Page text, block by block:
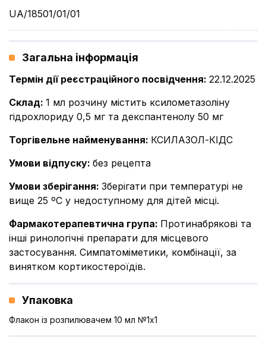
UA/18501/01/01
Загальна інформація
Термін дії реєстраційного посвідчення: 22.12.2025
Склад: 1 мл розчину містить ксилометазоліну
гідрохлориду 0,5 мг та декспантенолу 50 мг
Торгівельне найменування: КСИЛАЗОЛ-КІДС
Умови відпуску: без рецепта
Умови зберігання: Зберігати при температурі не
вище 25 ºС у недоступному для дітей місці.
Фармакотерапевтична група: Протинабрякові та
інші ринологічні препарати для місцевого
застосування. Симпатоміметики, комбінації, за
винятком кортикостероїдів.
Упаковка
Флакон із розпилювачем 10 мл №1x1